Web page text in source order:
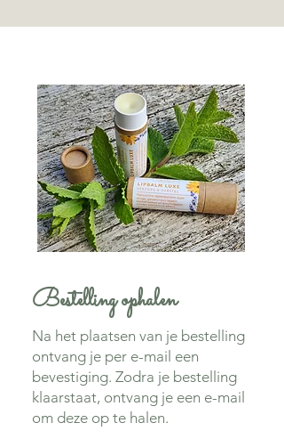
Bestelling ophalen
Na het plaatsen van je bestelling
ontvang je per e-mail een
bevestiging. Zodra je bestelling
klaarstaat, ontvang je een e-mail
om deze op te halen.